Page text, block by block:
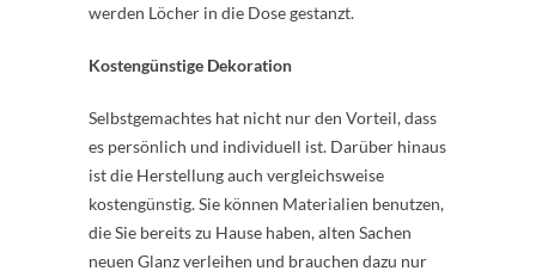
werden Löcher in die Dose gestanzt.
Kostengünstige Dekoration
Selbstgemachtes hat nicht nur den Vorteil, dass
es persönlich und individuell ist. Darüber hinaus
ist die Herstellung auch vergleichsweise
kostengünstig. Sie können Materialien benutzen,
die Sie bereits zu Hause haben, alten Sachen
neuen Glanz verleihen und brauchen dazu nur